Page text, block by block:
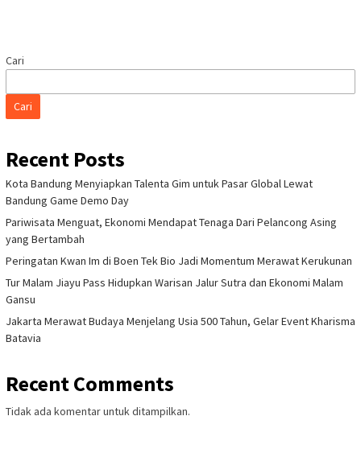
Cari
Cari
Recent Posts
Kota Bandung Menyiapkan Talenta Gim untuk Pasar Global Lewat
Bandung Game Demo Day
Pariwisata Menguat, Ekonomi Mendapat Tenaga Dari Pelancong Asing
yang Bertambah
Peringatan Kwan Im di Boen Tek Bio Jadi Momentum Merawat Kerukunan
Tur Malam Jiayu Pass Hidupkan Warisan Jalur Sutra dan Ekonomi Malam
Gansu
Jakarta Merawat Budaya Menjelang Usia 500 Tahun, Gelar Event Kharisma
Batavia
Recent Comments
Tidak ada komentar untuk ditampilkan.